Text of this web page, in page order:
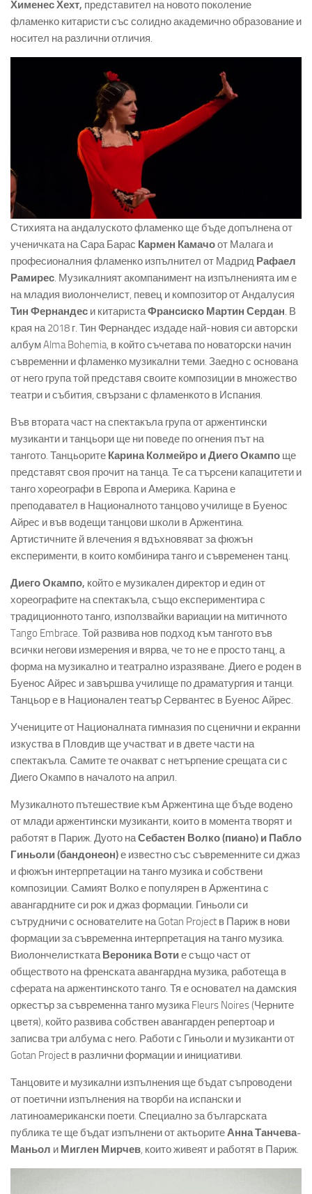
Хименес Хехт, представител на новото поколение
фламенко китаристи със солидно академично образование и
носител на различни отличия.
Стихията на андалуското фламенко ще бъде допълнена от
ученичката на Сара Барас Кармен Камачоот Малага и
професионалния фламенко изпълнител от Мадрид Рафаел
Рамирес. Музикалният акомпанимент на изпълненията им е
на младия виолончелист, певец и композитор от Андалусия
Тин Фернандес и китаристаФрансиско Мартин Сердан. В
края на 2018 г. Тин Фернандес издаде най-новия си авторски
албум Alma Bohemia, в който съчетава по новаторски начин
съвременни и фламенко музикални теми. Заедно с основана
от него група той представя своите композиции в множество
театри и събития, свързани с фламенкото в Испания.
Във втората част на спектакъла група от аржентински
музиканти и танцьори ще ни поведе по огнения път на
тангото. Танцьорите Карина Колмейро и Диего Окампо ще
представят своя прочит на танца. Те са търсени капацитети и
танго хореографи в Европа и Америка. Карина е
преподавател в Националното танцово училище в Буенос
Айрес и във водещи танцови школи в Аржентина.
Артистичните й влечения я вдъхновяват за фюжън
експерименти, в които комбинира танго и съвременен танц.
Диего Окампо, който е музикален директор и един от
хореографите на спектакъла, също експериментира с
традиционното танго, използвайки вариации на митичното
Tango Embrace. Той развива нов подход към тангото във
всички негови измерения и вярва, че то не е просто танц, а
форма на музикално и театрално изразяване. Диего е роден в
Буенос Айрес и завършва училище по драматургия и танци.
Танцьор е в Национален театър Сервантес в Буенос Айрес.
Учениците от Националната гимназия по сценични и екранни
изкуства в Пловдив ще участват и в двете части на
спектакъла. Самите те очакват с нетърпение срещата си с
Диего Окампо в началото на април.
Музикалното пътешествие към Аржентина ще бъде водено
от млади аржентински музиканти, които в момента творят и
работят в Париж. Дуото наСебастен Волко (пиано) и Пабло
Гиньоли (бандонеон)е известно със съвременните си джаз
и фюжън интерпретации на танго музика и собствени
композиции. Самият Волко е популярен в Аржентина с
авангардните си рок и джаз формации. Гиньоли си
сътрудничи с основателите на Gotan Project в Париж в нови
формации за съвременна интерпретация на танго музика.
ВиолончелисткатаВероника Вотие също част от
обществото на френската авангардна музика, работеща в
сферата на аржентинското танго. Тя е основател на дамския
оркестър за съвременна танго музика Fleurs Noires (Черните
цветя), който развива собствен авангарден репертоар и
записва три албума с него. Работи с Гиньоли и музиканти от
Gotan Project в различни формации и инициативи.
Танцовите и музикални изпълнения ще бъдат съпроводени
от поетични изпълнения на творби на испански и
латиноамерикански поети. Специално за българската
публика те ще бъдат изпълнени от актьоритеАнна Танчева-
Маньол и Миглен Мирчев, които живеят и работят в Париж.